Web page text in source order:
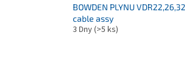
BOWDEN PLYNU
cable assy
3 Dny(>5 ks)